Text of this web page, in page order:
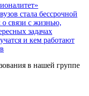
стала бессрочной
связи с жизнью,
задачах
и кем работают
в нашей группе